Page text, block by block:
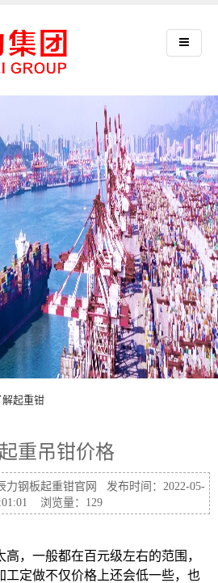
解起重钳
重吊钳价格
钢板起重钳官网 发布时间：2022-05-
浏览量：129
高，一般都在百元级左右的范围，
工定做不仅价格上还会低一些，也